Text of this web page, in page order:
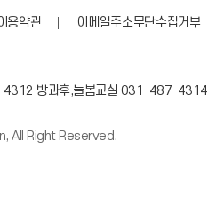
용약관 이메일주소무단수집거부
방과후,늘봄교실 031-487-4314
All Right Reserved.